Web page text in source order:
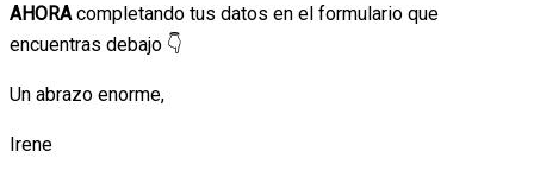
AHORAcompletando tus datos en el formulario que
encuentras debajo 👇
Un abrazo enorme,
Irene